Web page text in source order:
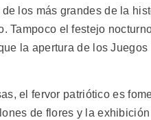
los más grandes de la
Tampoco el festejo
la apertura de los Juegos
el fervor patriótico es
de flores y la